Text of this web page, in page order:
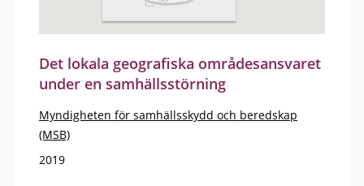
Det lokala geografiska områdesansvaret
under en samhällsstörning
Myndigheten för samhällsskydd och beredskap
(MSB)
2019